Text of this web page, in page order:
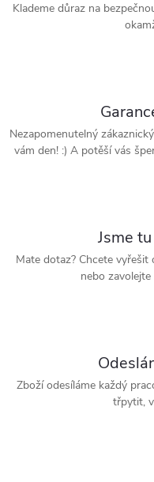
Klademe důraz na
Nezapomenutelný
vám den! :) A potěší vás
Jsme
Mate dotaz? Chcete
nebo
Zboží odesíláme každý
třpytit,